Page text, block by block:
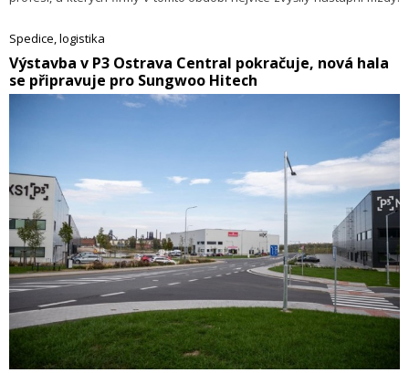
nástupní odměna vzrostla o 29,1 % na 45 100 Kč. Výrazně si ale
polepšili také zástupci vedoucích manažerů i specialisté v IT,
zemědělství a autoopravárenství.
Spedice, logistika
​Výstavba v P3 Ostrava Central pokračuje, nová hala
se připravuje pro Sungwoo Hitech